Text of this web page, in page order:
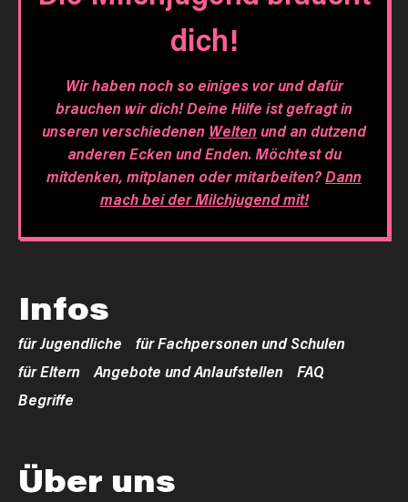
dich!
Wir haben noch so einiges vor und dafür
brauchen wir dich! Deine Hilfe ist gefragt in
unseren verschiedenen Weltenund an dutzend
anderen Ecken und Enden. Möchtest du
mitdenken, mitplanen oder mitarbeiten?Dann
mach bei der Milchjugend mit!
Infos
für Jugendliche
für Fachpersonen und Schulen
für Eltern
Angebote und Anlaufstellen
FAQ
Begriffe
Über uns